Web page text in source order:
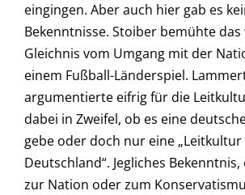
eingingen. Aber auch hier gab es
Bekenntnisse. Stoiber bemühte
Gleichnis vom Umgang mit der
einem Fußball-Länderspiel.
argumentierte eifrig für die
dabei in Zweifel, ob es eine
gebe oder doch nur eine „Leitkultur
Deutschland“. Jegliches
zur Nation oder zum